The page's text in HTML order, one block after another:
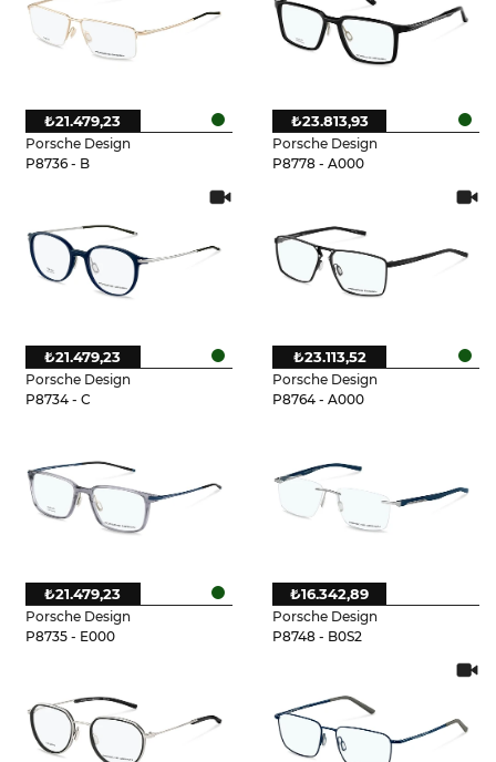
Porsche Design
P8736 - B
₺21.479,23
Porsche Design
P8778 - A000
₺23.813,93
Porsche Design
P8734 - C
₺21.479,23
Porsche Design
P8764 - A000
₺23.113,52
Porsche Design
P8735 - E000
₺21.479,23
Porsche Design
P8748 - B0S2
₺16.342,89